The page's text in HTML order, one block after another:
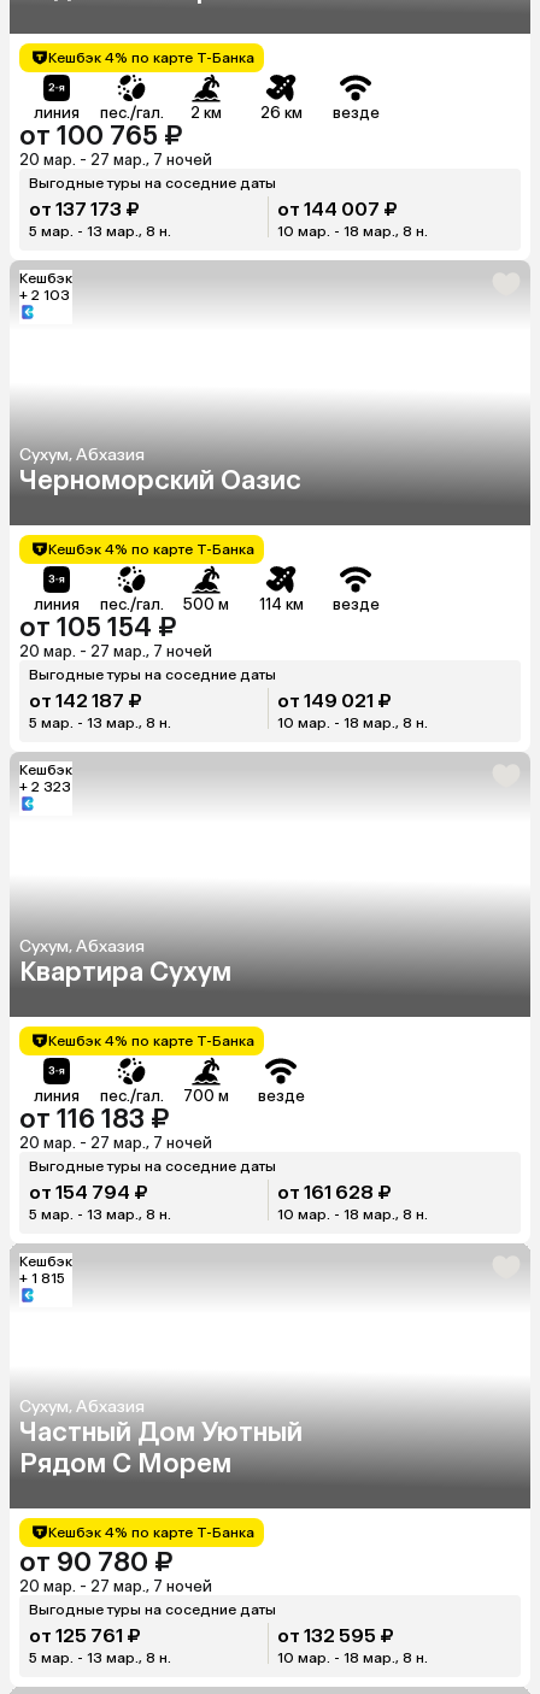
Кешбэк 4% по карте Т-Банка
линия пес./гал. 2 км 26 км везде
от 100 765 ₽
20 мар. - 27 мар., 7 ночей
Выгодные туры на соседние даты
от 137 173 ₽
5 мар. - 13 мар., 8 н.
от 144 007 ₽
10 мар. - 18 мар., 8 н.
Кешбэк
+ 2 103
Сухум, Абхазия
Черноморский Оазис
Кешбэк 4% по карте Т-Банка
линия пес./гал. 500 м 114 км везде
от 105 154 ₽
20 мар. - 27 мар., 7 ночей
Выгодные туры на соседние даты
от 142 187 ₽
5 мар. - 13 мар., 8 н.
от 149 021 ₽
10 мар. - 18 мар., 8 н.
Кешбэк
+ 2 323
Сухум, Абхазия
Квартира Сухум
Кешбэк 4% по карте Т-Банка
линия пес./гал. 700 м везде
от 116 183 ₽
20 мар. - 27 мар., 7 ночей
Выгодные туры на соседние даты
от 154 794 ₽
5 мар. - 13 мар., 8 н.
от 161 628 ₽
10 мар. - 18 мар., 8 н.
Кешбэк
+ 1 815
Сухум, Абхазия
Частный Дом Уютный
Рядом С Морем
Кешбэк 4% по карте Т-Банка
от 90 780 ₽
20 мар. - 27 мар., 7 ночей
Выгодные туры на соседние даты
от 125 761 ₽
5 мар. - 13 мар., 8 н.
от 132 595 ₽
10 мар. - 18 мар., 8 н.